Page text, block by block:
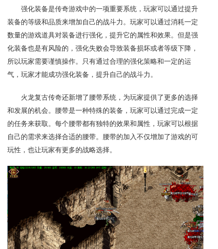
强化装备是传奇游戏中的一项重要系统，玩家可以通过提升
装备的等级和品质来增加自己的战斗力。玩家可以通过消耗一定
数量的游戏道具对装备进行强化，提升它的属性和效果。但是强
化装备也是有风险的，强化失败会导致装备损坏或者等级下降，
所以玩家需要谨慎操作。只有通过合理的强化策略和一定的运
气，玩家才能成功强化装备，提升自己的战斗力。
火龙复古传奇还新增了腰带系统，为玩家提供了更多的选择
和发展的机会。腰带是一种特殊的装备，玩家可以通过完成一定
的任务来获取。每个腰带都有独特的效果和属性，玩家可以根据
自己的需求来选择合适的腰带。腰带的加入不仅增加了游戏的可
玩性，也让玩家有更多的战略选择。